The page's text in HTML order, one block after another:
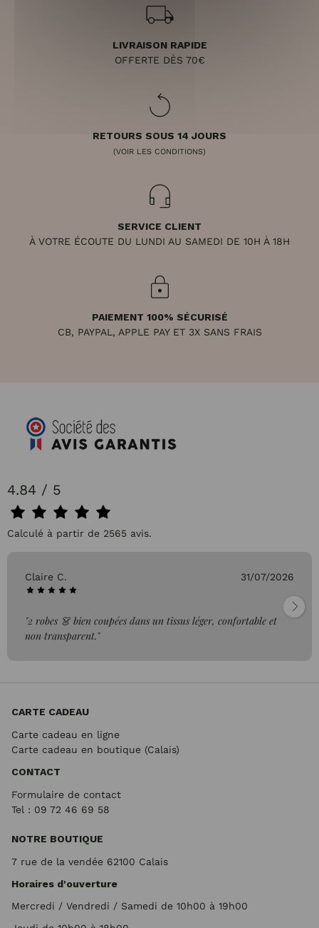
LIVRAISON RAPIDE
OFFERTE DÈS 70€
RETOURS SOUS 14 JOURS
(VOIR LES CONDITIONS)
SERVICE CLIENT
À VOTRE ÉCOUTE DU LUNDI AU SAMEDI DE 10H À 18H
PAIEMENT 100% SÉCURISÉ
CB, PAYPAL, APPLE PAY ET 3X SANS FRAIS
4.84 / 5
Calculé à partir de 2565 avis.
Claire C. 31/07/2026
"2 robes 👗 bien coupées dans un tissus léger, confortable et
non transparent."
CARTE CADEAU
Carte cadeau en ligne
Carte cadeau en boutique (Calais)
CONTACT
Formulaire de contact
Tel : 09 72 46 69 58
NOTRE BOUTIQUE
7 rue de la vendée 62100 Calais
Horaires d'ouverture
Mercredi / Vendredi / Samedi de 10h00 à 19h00